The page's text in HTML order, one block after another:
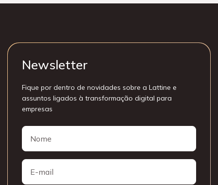
Newsletter
Fique por dentro de novidades sobre a Lattine e
assuntos ligados à transformação digital para
empresas
Nome
E-
mail